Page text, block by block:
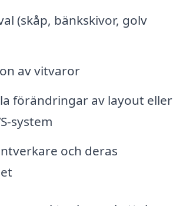
(skåp, bänkskivor, golv
av vitvaror
förändringar av layout eller
system
och deras